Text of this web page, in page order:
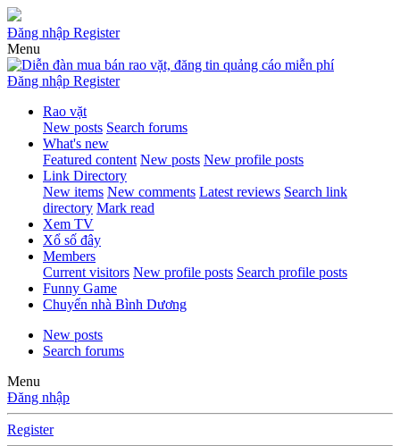
Đăng nhập Register
Menu
Đăng nhập Register
Rao vặt
New posts Search forums
What's new
Featured content New posts New profile posts
Link Directory
New items New comments Latest reviews Search link
directory Mark read
Xem TV
Xổ số đây
Members
Current visitors New profile posts Search profile posts
Funny Game
Chuyển nhà Bình Dương
New posts
Search forums
Menu
Đăng nhập
Register